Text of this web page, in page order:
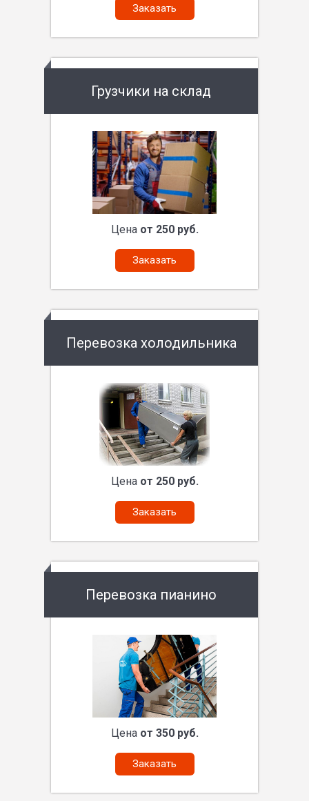
Заказать
Грузчики на склад
Цена от 250 руб.
Заказать
Перевозка холодильника
Цена от 250 руб.
Заказать
Перевозка пианино
Цена от 350 руб.
Заказать